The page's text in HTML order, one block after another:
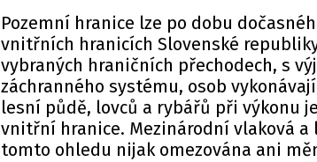
Pozemní hranice lze po dobu
vnitřních hranicích Slovenské
vybraných hraničních přechodech, s
záchranného systému, osob
lesní půdě, lovců a rybářů při výkonu
vnitřní hranice. Mezinárodní vlaková a
tomto ohledu nijak omezována ani